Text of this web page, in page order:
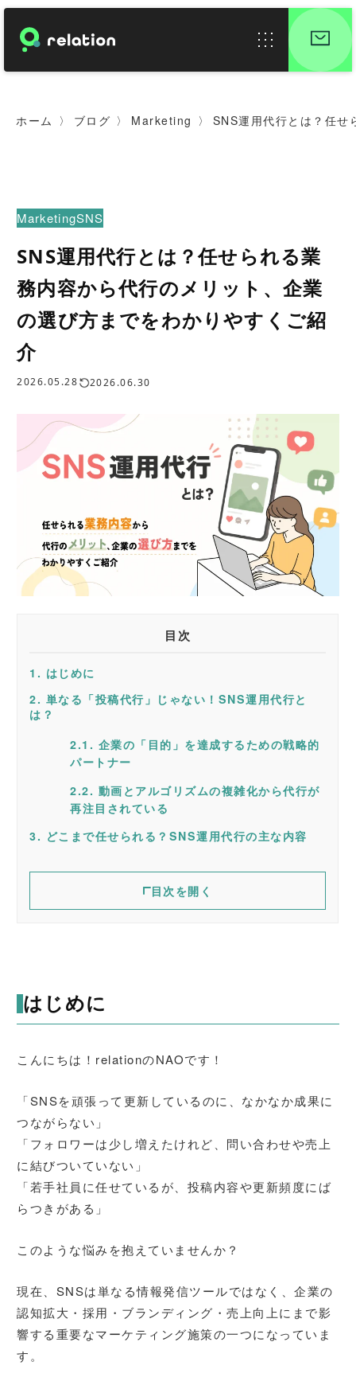
ホーム ブログ Marketing SNS運用代行とは？任せ
MarketingSNS
SNS運用代行とは？任せられる業
務内容から代行のメリット、企業
の選び方までをわかりやすくご紹
介
2026.05.28 2026.06.30
目次
1. はじめに
2. 単なる「投稿代行」じゃない！SNS運用代行と
は？
2.1. 企業の「目的」を達成するための戦略的
パートナー
2.2. 動画とアルゴリズムの複雑化から代行が
再注目されている
3. どこまで任せられる？SNS運用代行の主な内容
るコンテンツ制作
を築くアカウント管理
4.SNS運用代行の3つの大きなメリット
4.1.1. プロの知見による最短距離での「成
4.2.2. 社内リソースの最適化と採用・教育コ
4.3.3. 企業を守るリスク管理と炎上防止体制
5.失敗しないSNS運用代行会社の選び方とチェック
6.まとめ｜SNS運用代行を「攻めの投資」に変える
目次を開く
はじめに
こんにちは！relationのNAOです！
「SNSを頑張って更新しているのに、なかなか成果に
つながらない」
「フォロワーは少し増えたけれど、問い合わせや売上
に結びついていない」
「若手社員に任せているが、投稿内容や更新頻度にば
らつきがある」
このような悩みを抱えていませんか？
現在、SNSは単なる情報発信ツールではなく、企業の
認知拡大・採用・ブランディング・売上向上にまで影
響する重要なマーケティング施策の一つになっていま
す。